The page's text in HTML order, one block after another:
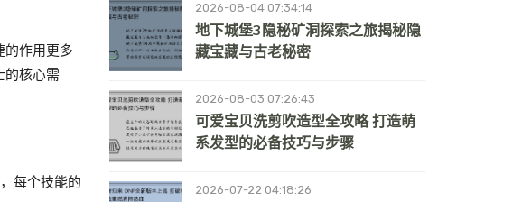
的作用更多
的核心需
每个技能的
2026-08-04 07:34:14
地下城堡3隐秘矿洞探索之旅揭秘隐
藏宝藏与古老秘密
2026-08-03 07:26:43
可爱宝贝洗剪吹造型全攻略 打造萌
系发型的必备技巧与步骤
2026-07-22 04:18:26